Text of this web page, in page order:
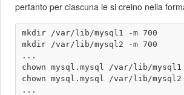
pertanto per ciascuna le si creino nella
mkdir /var/lib/mysql1 -m 700
mkdir /var/lib/mysql2 -m 700
...
chown mysql.mysql /var/lib/mysql1
chown mysql.mysql /var/lib/mysql2